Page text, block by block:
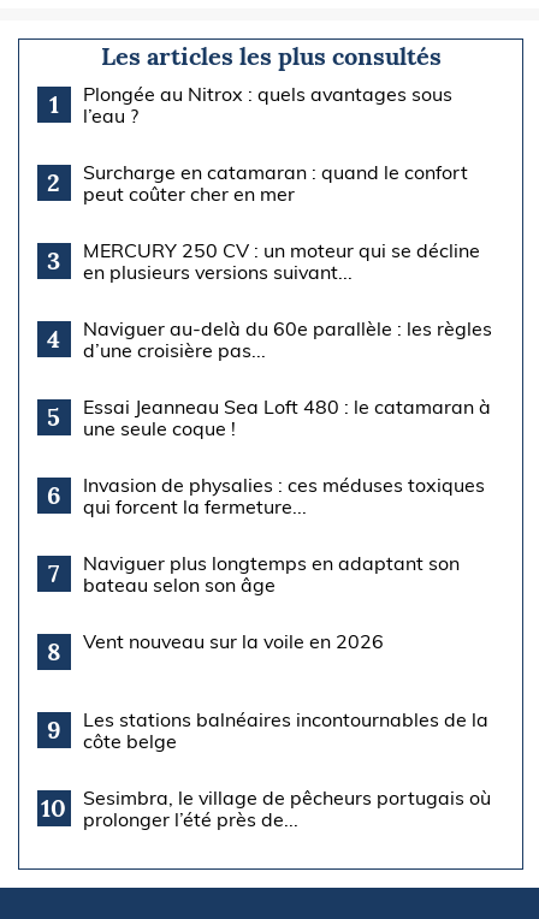
Les articles les plus consultés
1
Plongée au Nitrox : quels avantages sous
l’eau ?
2
Surcharge en catamaran : quand le confort
peut coûter cher en mer
3
MERCURY 250 CV : un moteur qui se décline
en plusieurs versions suivant...
4
Naviguer au-delà du 60e parallèle : les règles
d’une croisière pas...
5
Essai Jeanneau Sea Loft 480 : le catamaran à
une seule coque !
6
Invasion de physalies : ces méduses toxiques
qui forcent la fermeture...
7
Naviguer plus longtemps en adaptant son
bateau selon son âge
8 Vent nouveau sur la voile en 2026
9
Les stations balnéaires incontournables de la
côte belge
10
Sesimbra, le village de pêcheurs portugais où
prolonger l’été près de...